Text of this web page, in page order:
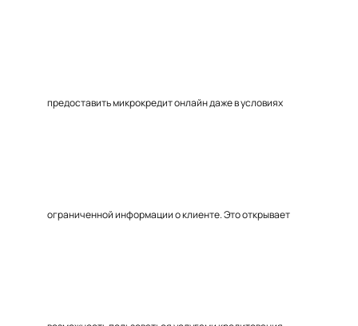
предоставить микрокредит онлайн даже в условиях
ограниченной информации о клиенте. Это открывает